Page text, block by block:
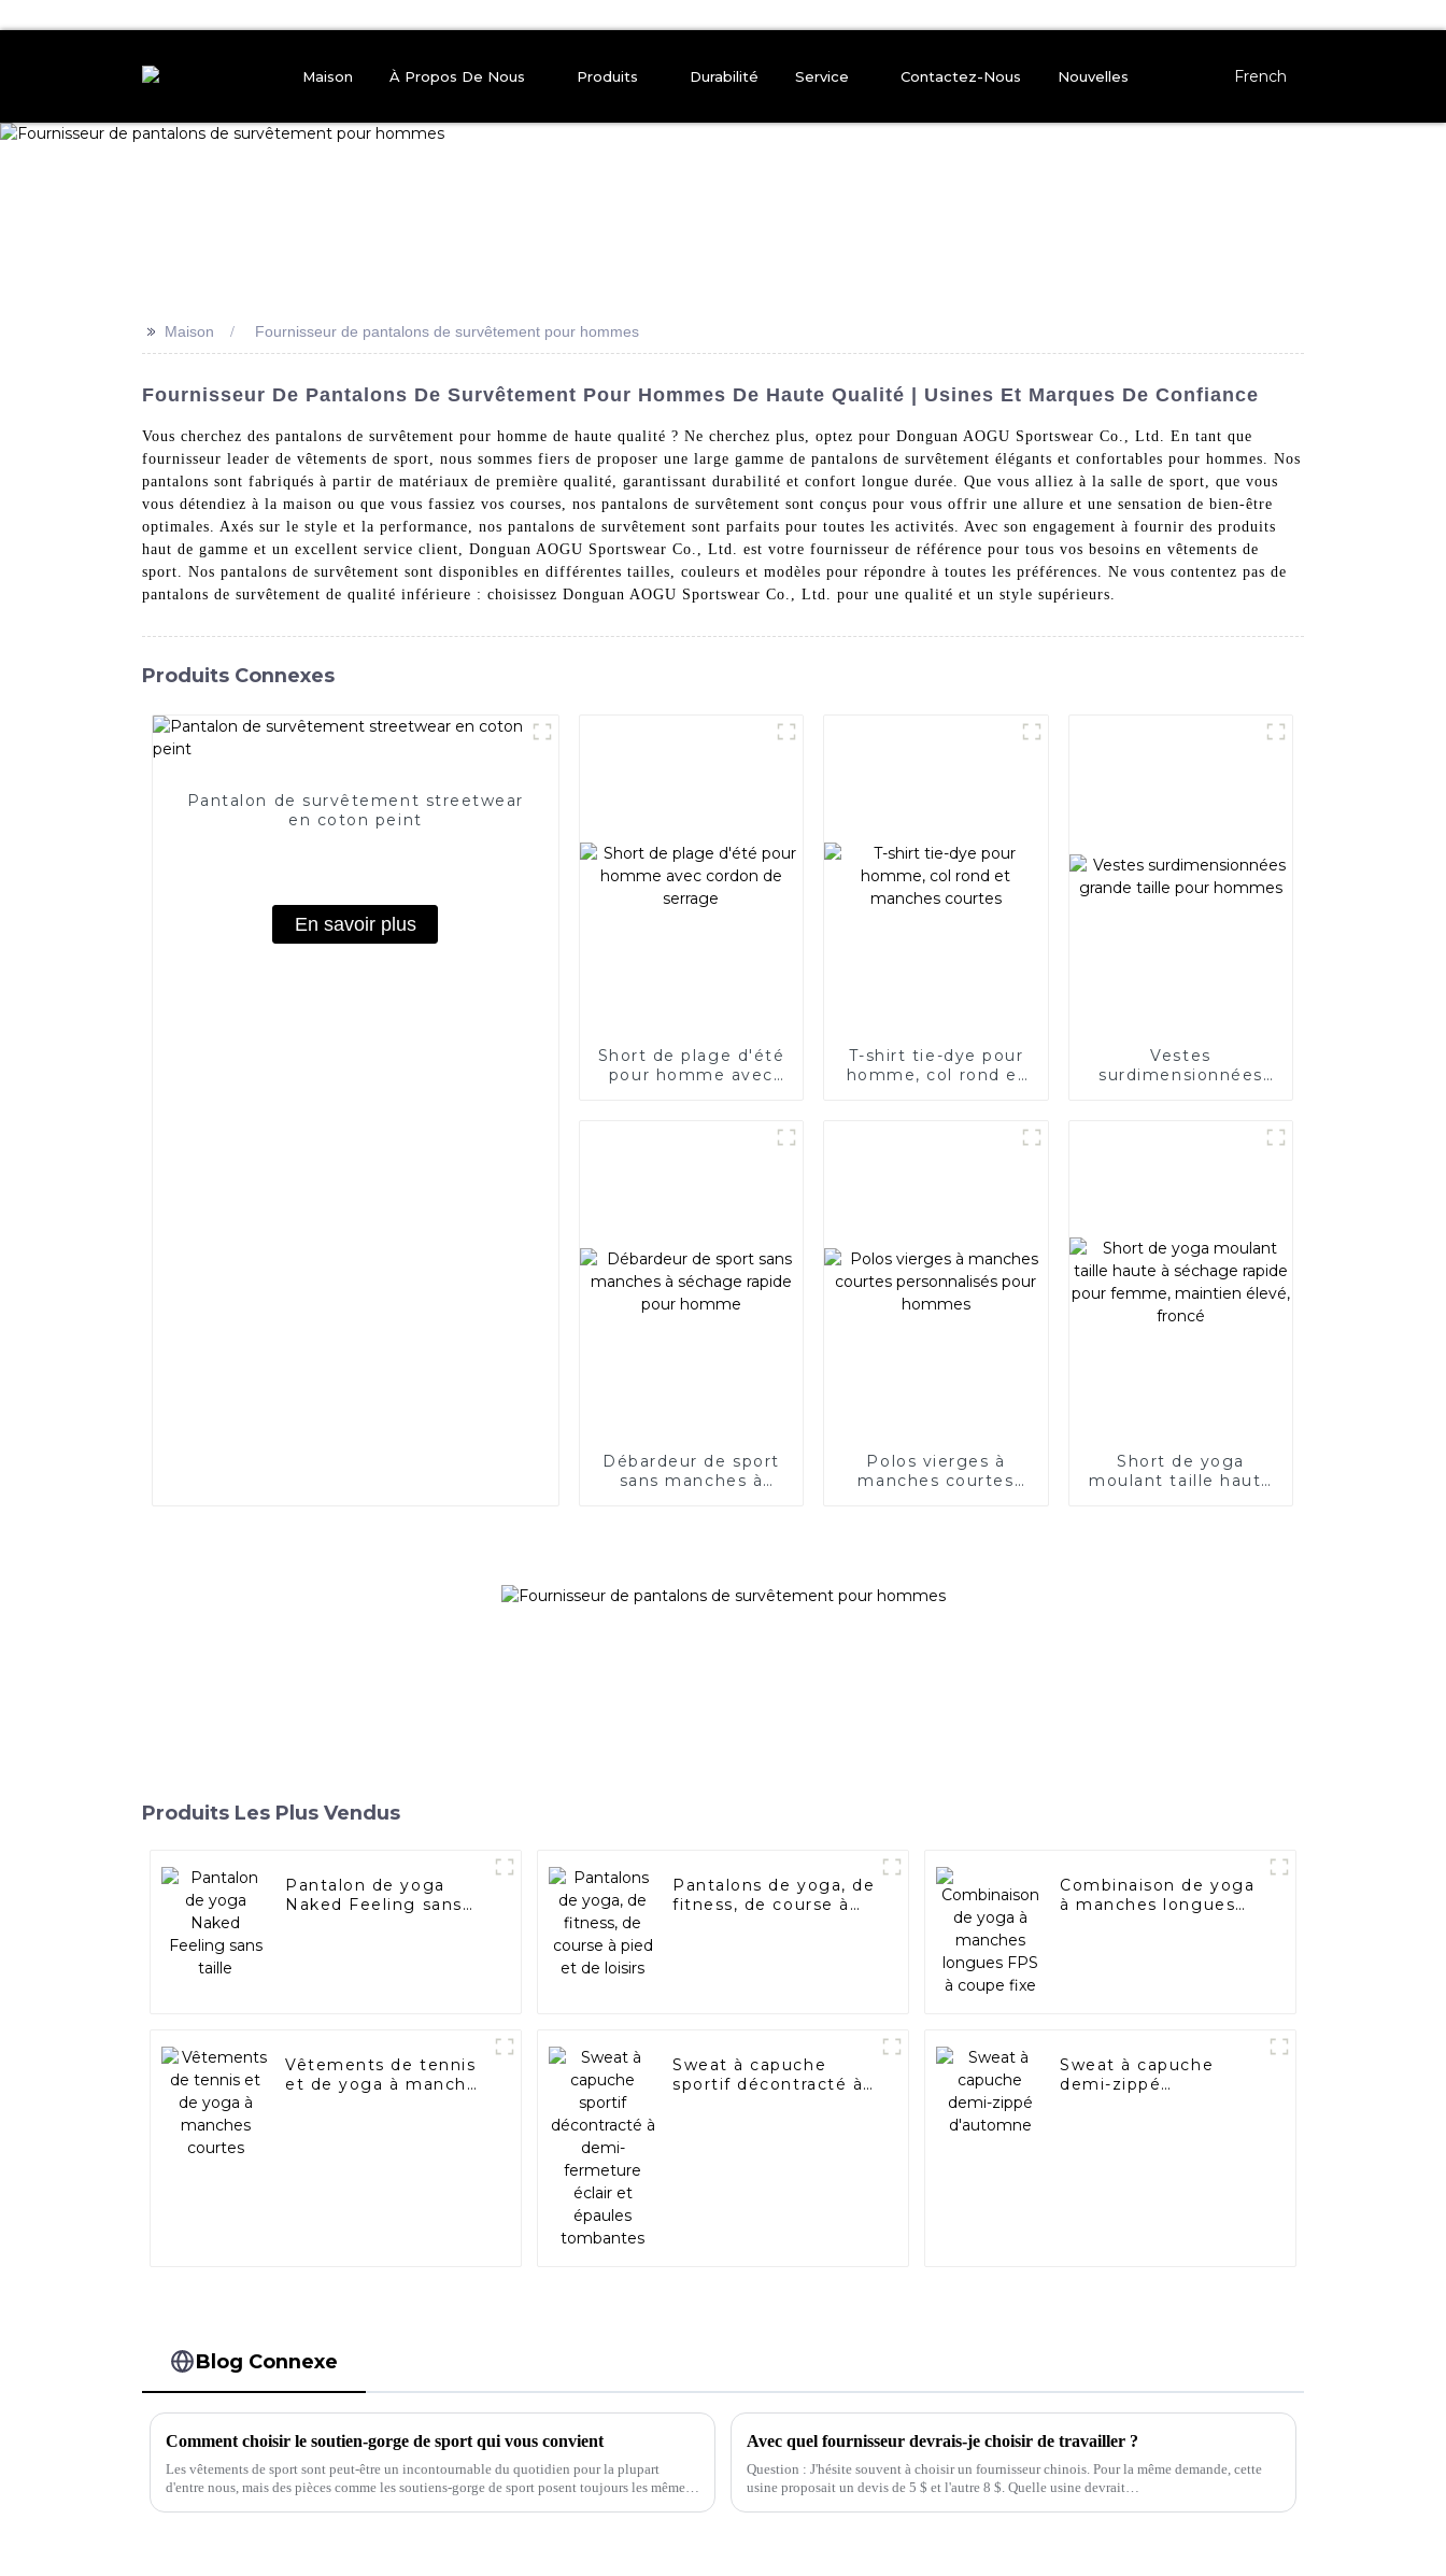
Maison À Propos De Nous Produits Durabilité Service Contactez-Nous Nouvelles French
>> Maison Fournisseur de pantalons de survêtement pour hommes
Fournisseur De Pantalons De Survêtement Pour Hommes De Haute Qualité | Usines Et Marques De Confiance
Vous cherchez des pantalons de survêtement pour homme de haute qualité ? Ne cherchez plus, optez pour Donguan AOGU Sportswear Co., Ltd. En tant que
fournisseur leader de vêtements de sport, nous sommes fiers de proposer une large gamme de pantalons de survêtement élégants et confortables pour hommes. Nos
pantalons sont fabriqués à partir de matériaux de première qualité, garantissant durabilité et confort longue durée. Que vous alliez à la salle de sport, que vous
vous détendiez à la maison ou que vous fassiez vos courses, nos pantalons de survêtement sont conçus pour vous offrir une allure et une sensation de bien-être
optimales. Axés sur le style et la performance, nos pantalons de survêtement sont parfaits pour toutes les activités. Avec son engagement à fournir des produits
haut de gamme et un excellent service client, Donguan AOGU Sportswear Co., Ltd. est votre fournisseur de référence pour tous vos besoins en vêtements de
sport. Nos pantalons de survêtement sont disponibles en différentes tailles, couleurs et modèles pour répondre à toutes les préférences. Ne vous contentez pas de
pantalons de survêtement de qualité inférieure : choisissez Donguan AOGU Sportswear Co., Ltd. pour une qualité et un style supérieurs.
Produits Connexes
Pantalon de survêtement streetwear
en coton peint
En savoir plus
Short de plage d'été
pour homme avec
T-shirt tie-dye pour
homme, col rond et
Vestes
surdimensionnées
Débardeur de sport
sans manches à
Polos vierges à
manches courtes
Short de yoga
moulant taille haute
Produits Les Plus Vendus
Pantalon de yoga
Naked Feeling sans
Pantalons de yoga, de
fitness, de course à
Combinaison de yoga
à manches longues
Vêtements de tennis
et de yoga à manches
Sweat à capuche
sportif décontracté à
Sweat à capuche
demi-zippé
Blog Connexe
Comment choisir le soutien-gorge de sport qui vous convient
Les vêtements de sport sont peut-être un incontournable du quotidien pour la plupart
d'entre nous, mais des pièces comme les soutiens-gorge de sport posent toujours les mêmes
Avec quel fournisseur devrais-je choisir de travailler ?
Question : J'hésite souvent à choisir un fournisseur chinois. Pour la même demande, cette
usine proposait un devis de 5 $ et l'autre 8 $. Quelle usine devrait…